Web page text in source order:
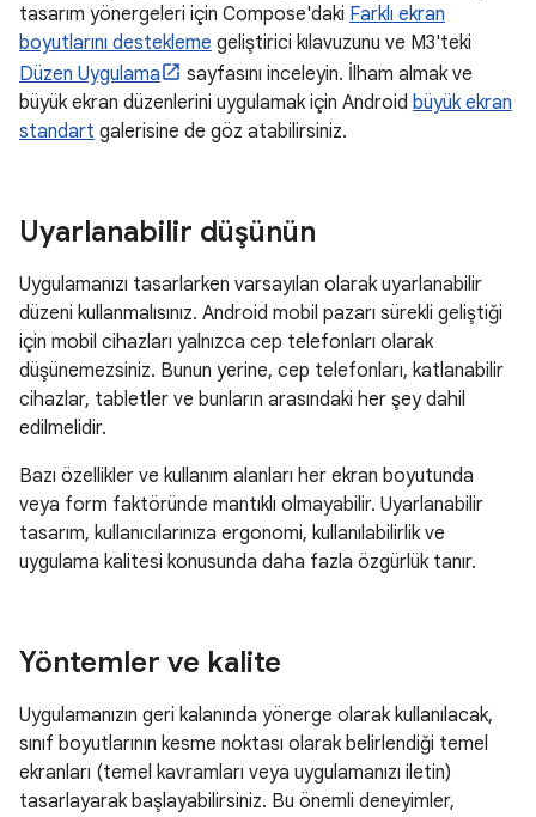
tasarım yönergeleri için Compose'daki Farklı ekran
boyutlarını destekleme geliştirici kılavuzunu ve M3'teki
Düzen Uygulama
sayfasını inceleyin. İlham almak ve
büyük ekran düzenlerini uygulamak için Android büyük ekran
standart galerisine de göz atabilirsiniz.
Uyarlanabilir düşünün
Uygulamanızı tasarlarken varsayılan olarak uyarlanabilir
düzeni kullanmalısınız. Android mobil pazarı sürekli geliştiği
için mobil cihazları yalnızca cep telefonları olarak
düşünemezsiniz. Bunun yerine, cep telefonları, katlanabilir
cihazlar, tabletler ve bunların arasındaki her şey dahil
edilmelidir.
Bazı özellikler ve kullanım alanları her ekran boyutunda
veya form faktöründe mantıklı olmayabilir. Uyarlanabilir
tasarım, kullanıcılarınıza ergonomi, kullanılabilirlik ve
uygulama kalitesi konusunda daha fazla özgürlük tanır.
Yöntemler ve kalite
Uygulamanızın geri kalanında yönerge olarak kullanılacak,
sınıf boyutlarının kesme noktası olarak belirlendiği temel
ekranları (temel kavramları veya uygulamanızı iletin)
tasarlayarak başlayabilirsiniz. Bu önemli deneyimler,